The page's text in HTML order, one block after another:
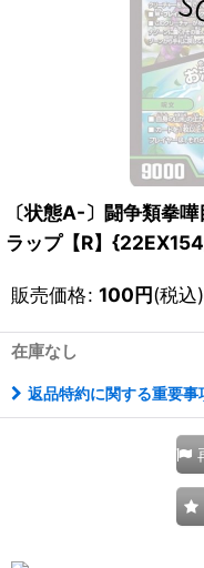
〔状態A-〕闘争類拳
ラップ【R】
販売価格: 100円(税込)
在庫なし
返品特約に関する重要事